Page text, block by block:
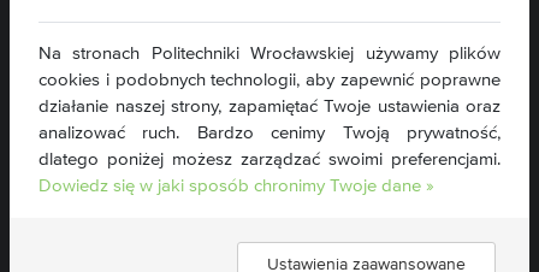
Wydział Inżynierii Środowiska
Plac Grunwaldzki 13
50-377 Wrocław
tel. 71 320 46 76
wis@pwr.edu.pl
NIP: 896-000-58-51
Na stronach Politechniki Wrocławskiej używamy plików
cookies i podobnych technologii, aby zapewnić poprawne
działanie naszej strony, zapamiętać Twoje ustawienia oraz
analizować ruch. Bardzo cenimy Twoją prywatność,
dlatego poniżej możesz zarządzać swoimi preferencjami.
Dowiedz się w jaki sposób chronimy Twoje dane »
Ustawienia zaawansowane